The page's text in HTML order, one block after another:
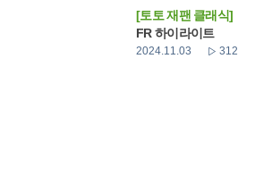
[토토 재팬 클래식]
FR 하이라이트
2024.11.03 312